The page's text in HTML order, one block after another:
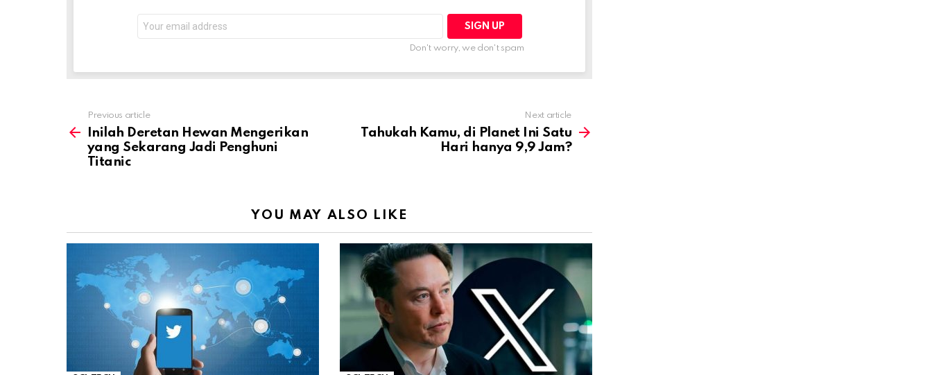
address:
Don't worry, we don't spam
more
Previous article
Inilah Deretan Hewan Mengerikan
yang Sekarang Jadi Penghuni
Titanic
Next article
Tahukah Kamu, di Planet Ini Satu
Hari hanya 9,9 Jam?
YOU MAY ALSO LIKE